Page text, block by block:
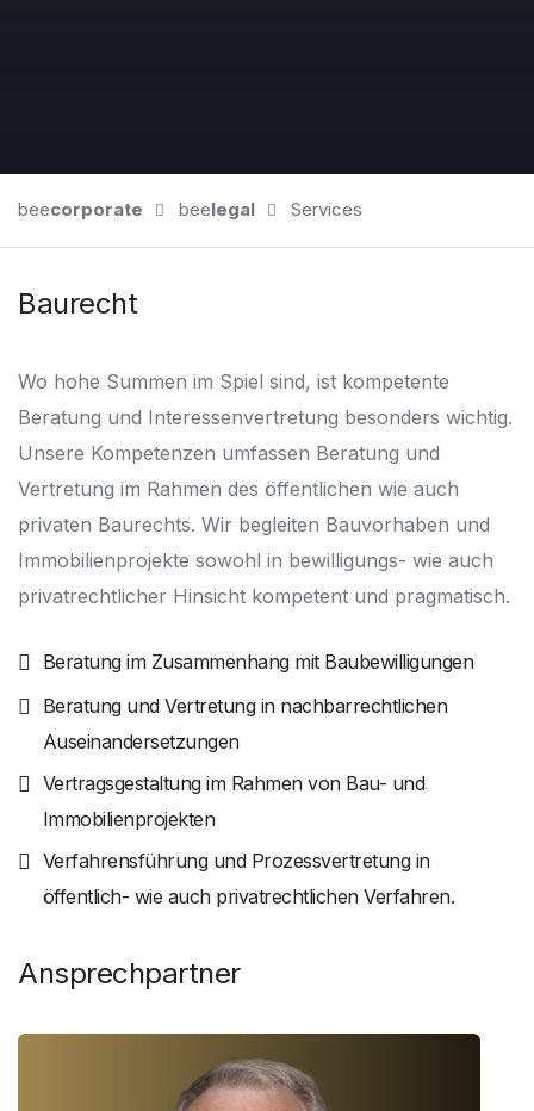
beecorporate beelegal Services
Baurecht
Wo hohe Summen im Spiel sind, ist kompetente
Beratung und Interessenvertretung besonders wichtig.
Unsere Kompetenzen umfassen Beratung und
Vertretung im Rahmen des öffentlichen wie auch
privaten Baurechts. Wir begleiten Bauvorhaben und
Immobilienprojekte sowohl in bewilligungs- wie auch
privatrechtlicher Hinsicht kompetent und pragmatisch.
Beratung im Zusammenhang mit Baubewilligungen
Beratung und Vertretung in nachbarrechtlichen
Auseinandersetzungen
Vertragsgestaltung im Rahmen von Bau- und
Immobilienprojekten
Verfahrensführung und Prozessvertretung in
öffentlich- wie auch privatrechtlichen Verfahren.
Ansprechpartner